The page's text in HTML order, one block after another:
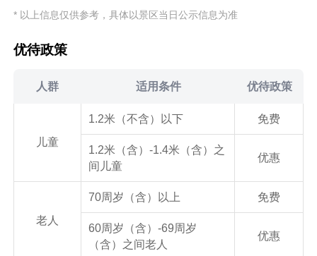
* 以上信息仅供参考，具体以景区当日公示信息为准
优待政策
人群 适用条件 优待政策
儿童
1.2米（不含）以下 免费
1.2米（含）-1.4米（含）之
间儿童
优惠
老人
70周岁（含）以上 免费
60周岁（含）-69周岁
（含）之间老人
优惠